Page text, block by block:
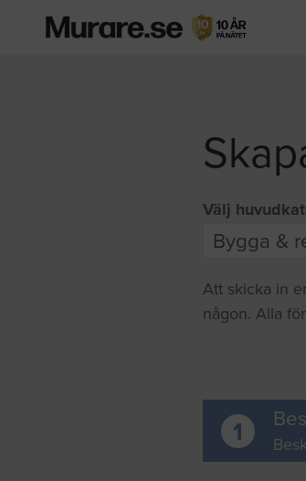
Välj
Att skicka in
någon. Alla
1